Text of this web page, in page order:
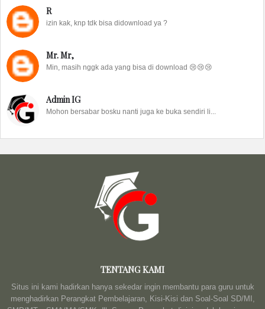
R
izin kak, knp tdk bisa didownload ya ?
Mr. Mr,
Min, masih nggk ada yang bisa di download 😢😢😢
Admin IG
Mohon bersabar bosku nanti juga ke buka sendiri li...
TENTANG KAMI
Situs ini kami hadirkan hanya sekedar ingin membantu para guru untuk
menghadirkan Perangkat Pembelajaran, Kisi-Kisi dan Soal-Soal SD/MI,